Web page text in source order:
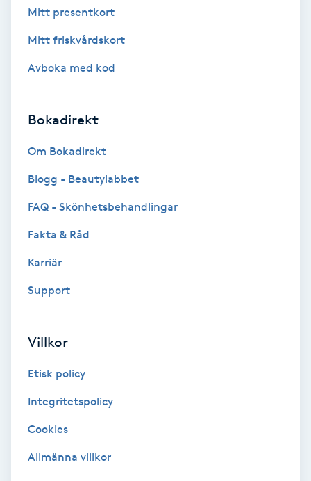
Fransborttagning
Fransfärgning
Fransförlängning Megavolym
Fransförlängning Volym
Fransk manikyr
Fransrengöring
Friskvård
Friskvårdsmassage
Frisör
Funktionsanalys
Mitt presentkort
Mitt friskvårdskort
Avboka med kod
Bokadirekt
Om Bokadirekt
Blogg - Beautylabbet
FAQ - Skönhetsbehandlingar
Fakta & Råd
Karriär
Support
Villkor
Etisk policy
Integritetspolicy
Cookies
Allmänna villkor